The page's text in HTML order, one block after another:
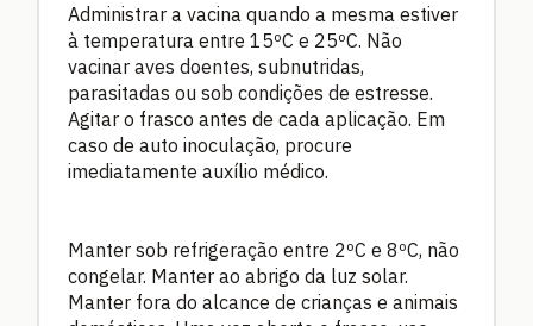
Administrar a vacina quando a mesma estiver
à temperatura entre 15ºC e 25ºC. Não
vacinar aves doentes, subnutridas,
parasitadas ou sob condições de estresse.
Agitar o frasco antes de cada aplicação. Em
caso de auto inoculação, procure
imediatamente auxílio médico.
Manter sob refrigeração entre 2ºC e 8ºC, não
congelar. Manter ao abrigo da luz solar.
Manter fora do alcance de crianças e animais